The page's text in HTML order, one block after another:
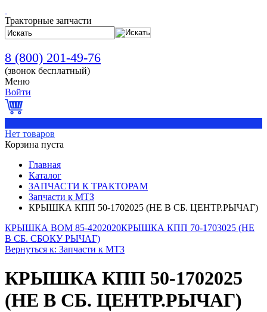
Тракторные запчасти
8 (800) 201-49-76
(звонок бесплатный)
Меню
Войти
Нет товаров
Корзина пуста
Главная
Каталог
ЗАПЧАСТИ К ТРАКТОРАМ
Запчасти к МТЗ
КРЫШКА КПП 50-1702025 (НЕ В СБ. ЦЕНТР.РЫЧАГ)
КРЫШКА ВОМ 85-4202020КРЫШКА КПП 70-1703025 (НЕ
В СБ. СБОКУ РЫЧАГ)
Вернуться к: Запчасти к МТЗ
КРЫШКА КПП 50-1702025
(НЕ В СБ. ЦЕНТР.РЫЧАГ)